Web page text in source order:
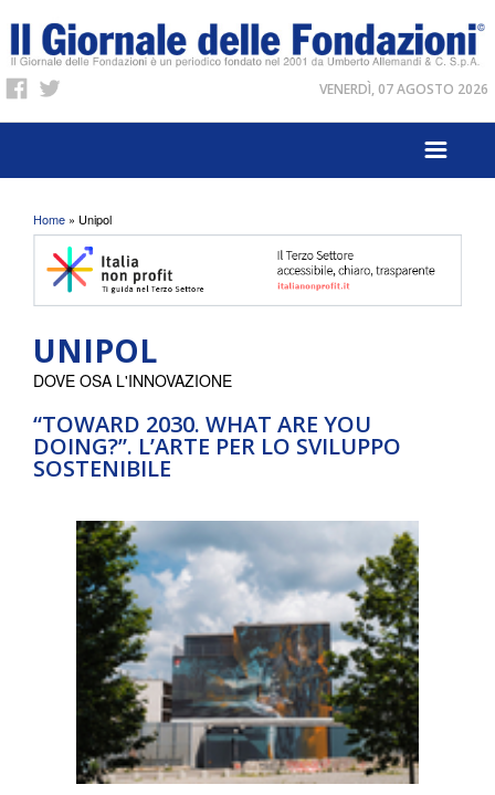
VENERDÌ, 07 AGOSTO 2026
Tu sei qui
Home » Unipol
UNIPOL
“TOWARD 2030. WHAT ARE YOU
DOING?”. L’ARTE PER LO SVILUPPO
SOSTENIBILE
DOVE OSA L'INNOVAZIONE